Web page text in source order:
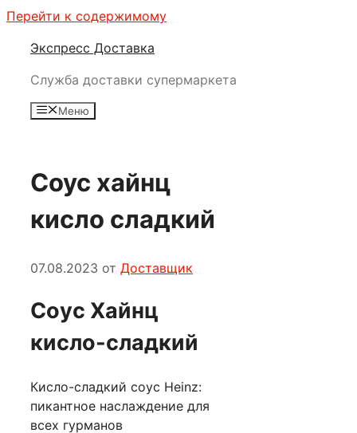
Перейти к содержимому
Экспресс Доставка
Служба доставки супермаркета
Меню
Соус хайнц
кисло сладкий
07.08.2023 от Доставщик
Соус Хайнц
кисло-сладкий
Кисло-сладкий соус Heinz:
пикантное наслаждение для
всех гурманов